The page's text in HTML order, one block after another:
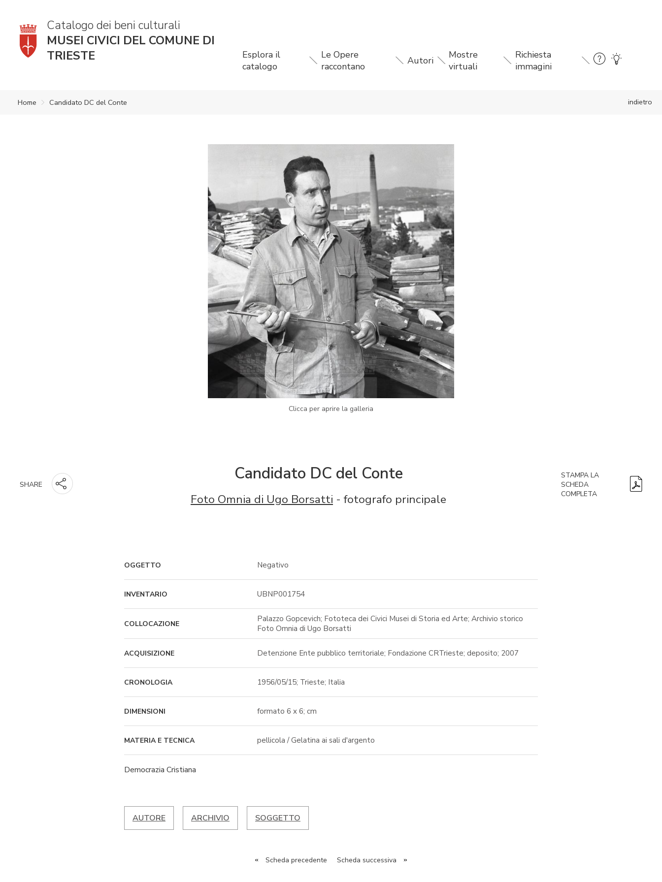
Catalogo dei beni culturali
MUSEI CIVICI DEL COMUNE DI
TRIESTE
Esplora il
catalogo
Le Opere
raccontano
Autori
Mostre
virtuali
Richiesta
immagini
indietro
Home Candidato DC del Conte
Clicca per aprire la galleria
SHARE
Candidato DC del Conte
Foto Omnia di Ugo Borsatti - fotografo principale
STAMPA LA
SCHEDA
COMPLETA
OGGETTO Negativo
INVENTARIO UBNP001754
COLLOCAZIONE
Palazzo Gopcevich; Fototeca dei Civici Musei di Storia ed Arte; Archivio storico
Foto Omnia di Ugo Borsatti
ACQUISIZIONE Detenzione Ente pubblico territoriale; Fondazione CRTrieste; deposito; 2007
CRONOLOGIA 1956/05/15; Trieste; Italia
DIMENSIONI formato 6 x 6; cm
MATERIA E TECNICA pellicola / Gelatina ai sali d'argento
Democrazia Cristiana
AUTORE ARCHIVIO SOGGETTO
« Scheda precedente Scheda successiva »